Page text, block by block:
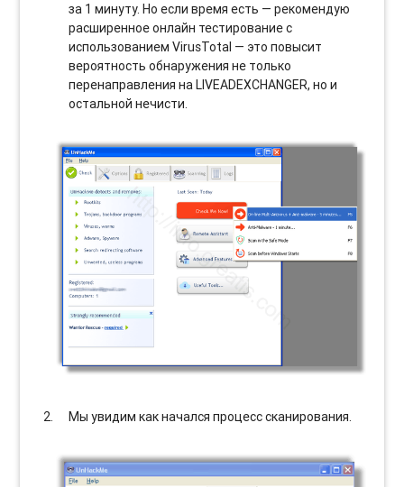
за 1 минуту. Но если время есть — рекомендую
расширенное онлайн тестирование с
использованием VirusTotal — это повысит
вероятность обнаружения не только
перенаправления на LIVEADEXCHANGER, но и
остальной нечисти.
Мы увидим как начался процесс сканирования.